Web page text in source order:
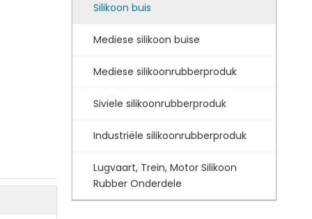
Silikoon buis
Mediese silikoon buise
Mediese silikoonrubberproduk
Siviele silikoonrubberproduk
Industriële silikoonrubberproduk
Lugvaart, Trein, Motor Silikoon
Rubber Onderdele